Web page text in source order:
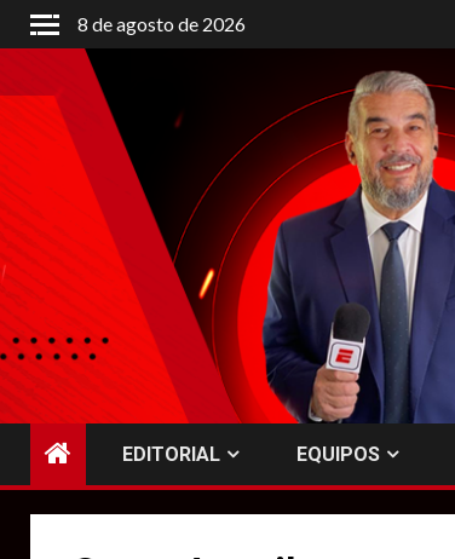
Saltar
al
8 de agosto de 2026
EDITORIAL EQUIPOS